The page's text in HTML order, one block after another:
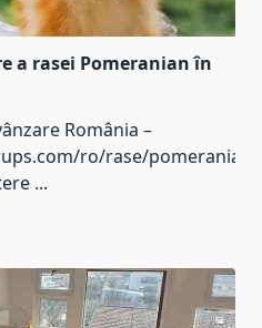
a rasei Pomeranian în
România –
ro/rase/pomeranian-
...